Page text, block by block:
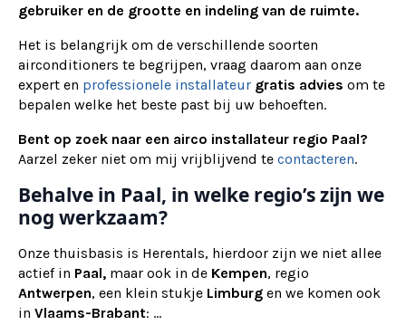
gebruiker en de grootte en indeling van de ruimte.
Het is belangrijk om de verschillende soorten
airconditioners te begrijpen, vraag daarom aan onze
expert en professionele installateur gratis advies om te
bepalen welke het beste past bij uw behoeften.
Bent op zoek naar een airco installateur regio Paal?
Aarzel zeker niet om mij vrijblijvend te contacteren.
Behalve in Paal, in welke regio’s zijn we
nog werkzaam?
Onze thuisbasis is Herentals, hierdoor zijn we niet allee
actief in Paal, maar ook in de Kempen, regio
Antwerpen, een klein stukje Limburg en we komen ook
in Vlaams-Brabant: ...